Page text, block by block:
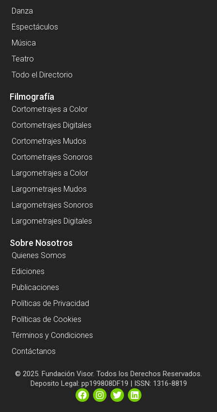
Danza
Espectáculos
Música
Teatro
Todo el Directorio
Filmografía
Cortometrajes a Color
Cortometrajes Digitales
Cortometrajes Mudos
Cortometrajes Sonoros
Largometrajes a Color
Largometrajes Mudos
Largometrajes Sonoros
Largometrajes Digitales
Sobre Nosotros
Quienes Somos
Ediciones
Publicaciones
Políticas de Privacidad
Políticas de Cookies
Términos y Condiciones
Contáctanos
© 2025. Fundación Visor. Todos los Derechos Reservados.
Deposito Legal: pp199808DF19 | ISSN: 1316-8819